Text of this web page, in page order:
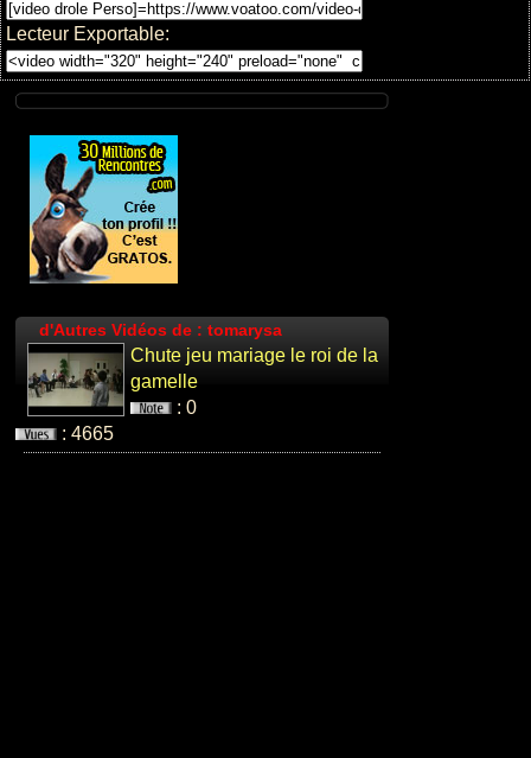
Lecteur Exportable:
d'Autres Vidéos de : tomarysa
Chute jeu mariage le roi de la
gamelle
: 0
: 4665